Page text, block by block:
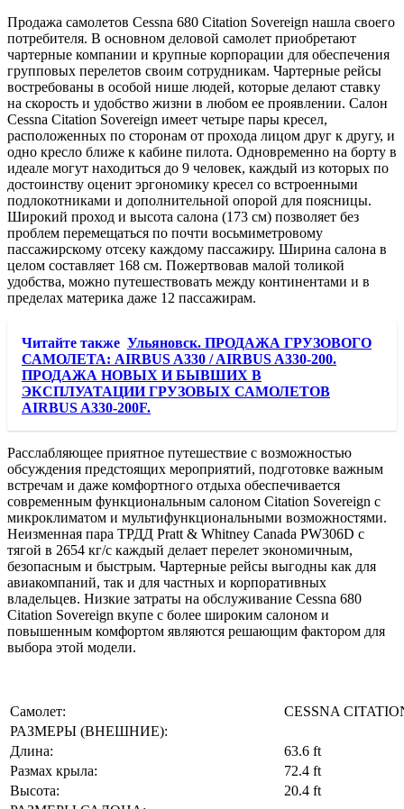
Продажа самолетов Cessna 680 Citation Sovereign нашла своего
потребителя. В основном деловой самолет приобретают
чартерные компании и крупные корпорации для обеспечения
групповых перелетов своим сотрудникам. Чартерные рейсы
востребованы в особой нише людей, которые делают ставку
на скорость и удобство жизни в любом ее проявлении. Салон
Cessna Citation Sovereign имеет четыре пары кресел,
расположенных по сторонам от прохода лицом друг к другу, и
одно кресло ближе к кабине пилота. Одновременно на борту в
идеале могут находиться до 9 человек, каждый из которых по
достоинству оценит эргономику кресел со встроенными
подлокотниками и дополнительной опорой для поясницы.
Широкий проход и высота салона (173 см) позволяет без
проблем перемещаться по почти восьмиметровому
пассажирскому отсеку каждому пассажиру. Ширина салона в
целом составляет 168 см. Пожертвовав малой толикой
удобства, можно путешествовать между континентами и в
пределах материка даже 12 пассажирам.
Читайте также Ульяновск. ПРОДАЖА ГРУЗОВОГО
САМОЛЕТА: AIRBUS A330 / AIRBUS A330-200.
ПРОДАЖА НОВЫХ И БЫВШИХ В
ЭКСПЛУАТАЦИИ ГРУЗОВЫХ САМОЛЕТОВ
AIRBUS A330-200F.
Расслабляющее приятное путешествие с возможностью
обсуждения предстоящих мероприятий, подготовке важным
встречам и даже комфортного отдыха обеспечивается
современным функциональным салоном Citation Sovereign с
микроклиматом и мультифункциональными возможностями.
Неизменная пара ТРДД Pratt & Whitney Canada PW306D с
тягой в 2654 кг/с каждый делает перелет экономичным,
безопасным и быстрым. Чартерные рейсы выгодны как для
авиакомпаний, так и для частных и корпоративных
владельцев. Низкие затраты на обслуживание Cessna 680
Citation Sovereign вкупе с более широким салоном и
повышенным комфортом являются решающим фактором для
выбора этой модели.
Самолет:
CESSNA
РАЗМЕРЫ (ВНЕШНИЕ):
Длина:
63.6 ft
Размах крыла:
72.4 ft
Высота:
20.4 ft